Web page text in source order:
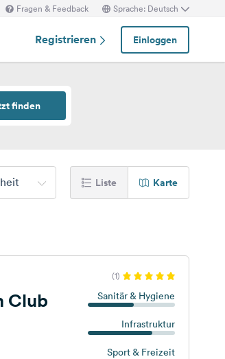
Fragen & Feedback Sprache: Deutsch
Registrieren Einloggen
finden
Liste Karte
(1)
Club
Sanitär & Hygiene
Infrastruktur
Sport & Freizeit